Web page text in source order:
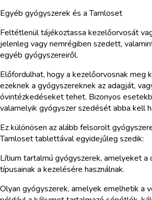
Egyéb gyógyszerek és a Tamloset
Feltétlenül tájékoztassa kezelőorvosát
jelenleg vagy nemrégiben szedett,
egyéb gyógyszereiről.
Előfordulhat, hogy a kezelőorvosnak meg
ezeknek a gyógyszereknek az adagját,
óvintézkedéseket tehet. Bizonyos
valamelyik gyógyszer szedését abba kell
Ez különösen az alább felsorolt
Tamloset tablettával egyidejűleg szedik:
Lítium tartalmú gyógyszerek, amelyeket a
típusainak a kezelésére használnak.
Olyan gyógyszerek, amelyek emelhetik a